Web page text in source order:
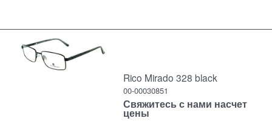
Rico Mirado 328 black
00-00030851
Свяжитесь с нами насчет
цены